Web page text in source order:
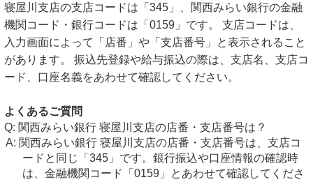
寝屋川支店の支店コードは「345」、関西みらい銀行の金融
機関コード・銀行コードは「0159」です。 支店コードは、
入力画面によって「店番」や「支店番号」と表示されること
があります。 振込先登録や給与振込の際は、支店名、支店コ
ード、口座名義をあわせて確認してください。
よくあるご質問
関西みらい銀行 寝屋川支店の店番・支店番号は？
関西みらい銀行 寝屋川支店の店番・支店番号は、支店コ
ードと同じ「345」です。銀行振込や口座情報の確認時
は、金融機関コード「0159」とあわせて確認してくださ